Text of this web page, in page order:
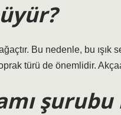
Bu nedenle, bu ışık
türü de önemlidir.